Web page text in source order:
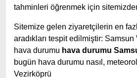
tahminleri öğrenmek için
Sitemize gelen ziyaretçilerin en
aradıkları tespit edilmiştir: Samsun
hava durumu hava durumu
bugün hava durumu nasıl,
Vezirköprü